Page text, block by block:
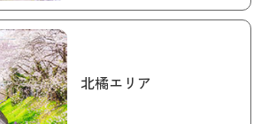
北橘エリア